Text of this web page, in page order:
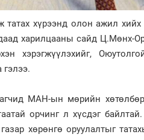
татах хүрээнд олон ажил
харилцааны сайд Ц.Мөнх-
хэрэгжүүлэхийг,
гэлээ.
МАН-ын мөрийн
орчинг л хүсдэг
хөрөнгө оруулалтыг